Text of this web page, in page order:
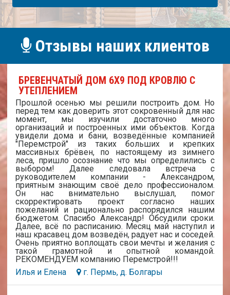
Отзывы наших клиентов
БРЕВЕНЧАТЫЙ ДОМ 6Х9 ПОД КРОВЛЮ С
УТЕПЛЕНИЕМ
Прошлой осенью мы решили построить дом. Но
перед тем как доверить этот сокровенный для нас
момент, мы изучили достаточно много
организаций и построенных ими объектов. Когда
увидели дома и бани, возведённые компанией
"Перемстрой" из таких больших и крепких
массивных брёвен, по настоящему из зимнего
леса, пришло осознание что мы определились с
выбором! Далее следовала встреча с
руководителем компании - Александром,
приятным знающим своё дело профессионалом.
Он нас внимательно выслушал, помог
скорректировать проект согласно наших
пожеланий и рационально распорядился нашим
бюджетом. Спасибо Александр! Обсудили сроки.
Далее, всё по расписанию. Месяц май наступил и
наш красавец дом возведён, радует нас и соседей.
Очень приятно воплощать свои мечты и желания с
такой грамотной и опытной командой.
РЕКОМЕНДУЕМ компанию Перемстрой!!!
Илья и Елена
г. Пермь, д. Болгары